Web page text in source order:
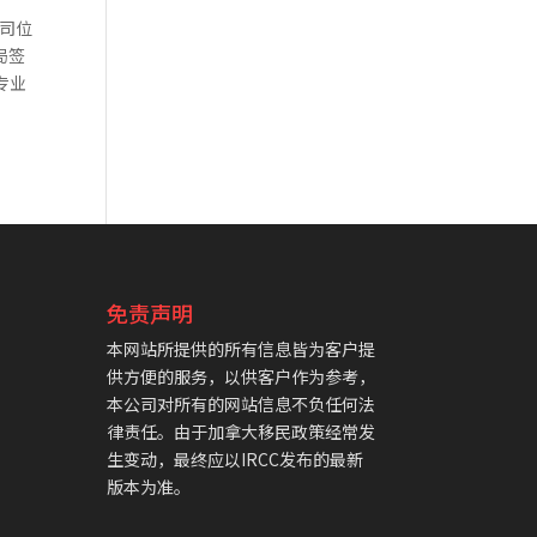
位
签
业
免责声明
本网站所提供的所有信息皆为客户提
供方便的服务，以供客户作为参考，
本公司对所有的网站信息不负任何法
律责任。由于加拿大移民政策经常发
生变动，最终应以IRCC发布的最新
版本为准。